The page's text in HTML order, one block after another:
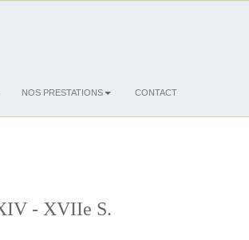
NOS PRESTATIONS CONTACT
- XVIIe S.